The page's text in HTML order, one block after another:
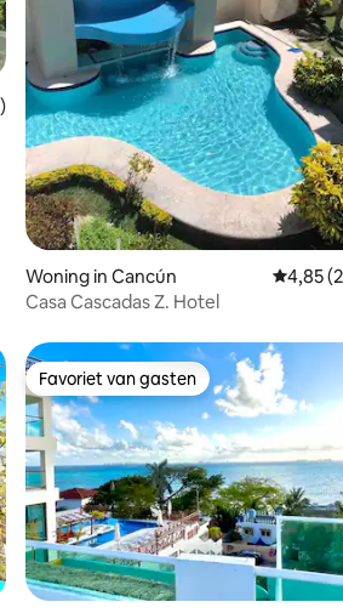
beoordeling van 4,99 op 5, 191 recensies
Woning in Cancún
4,85
Casa Cascadas Z. Hotel
Favoriet van gasten
Favoriet van gasten